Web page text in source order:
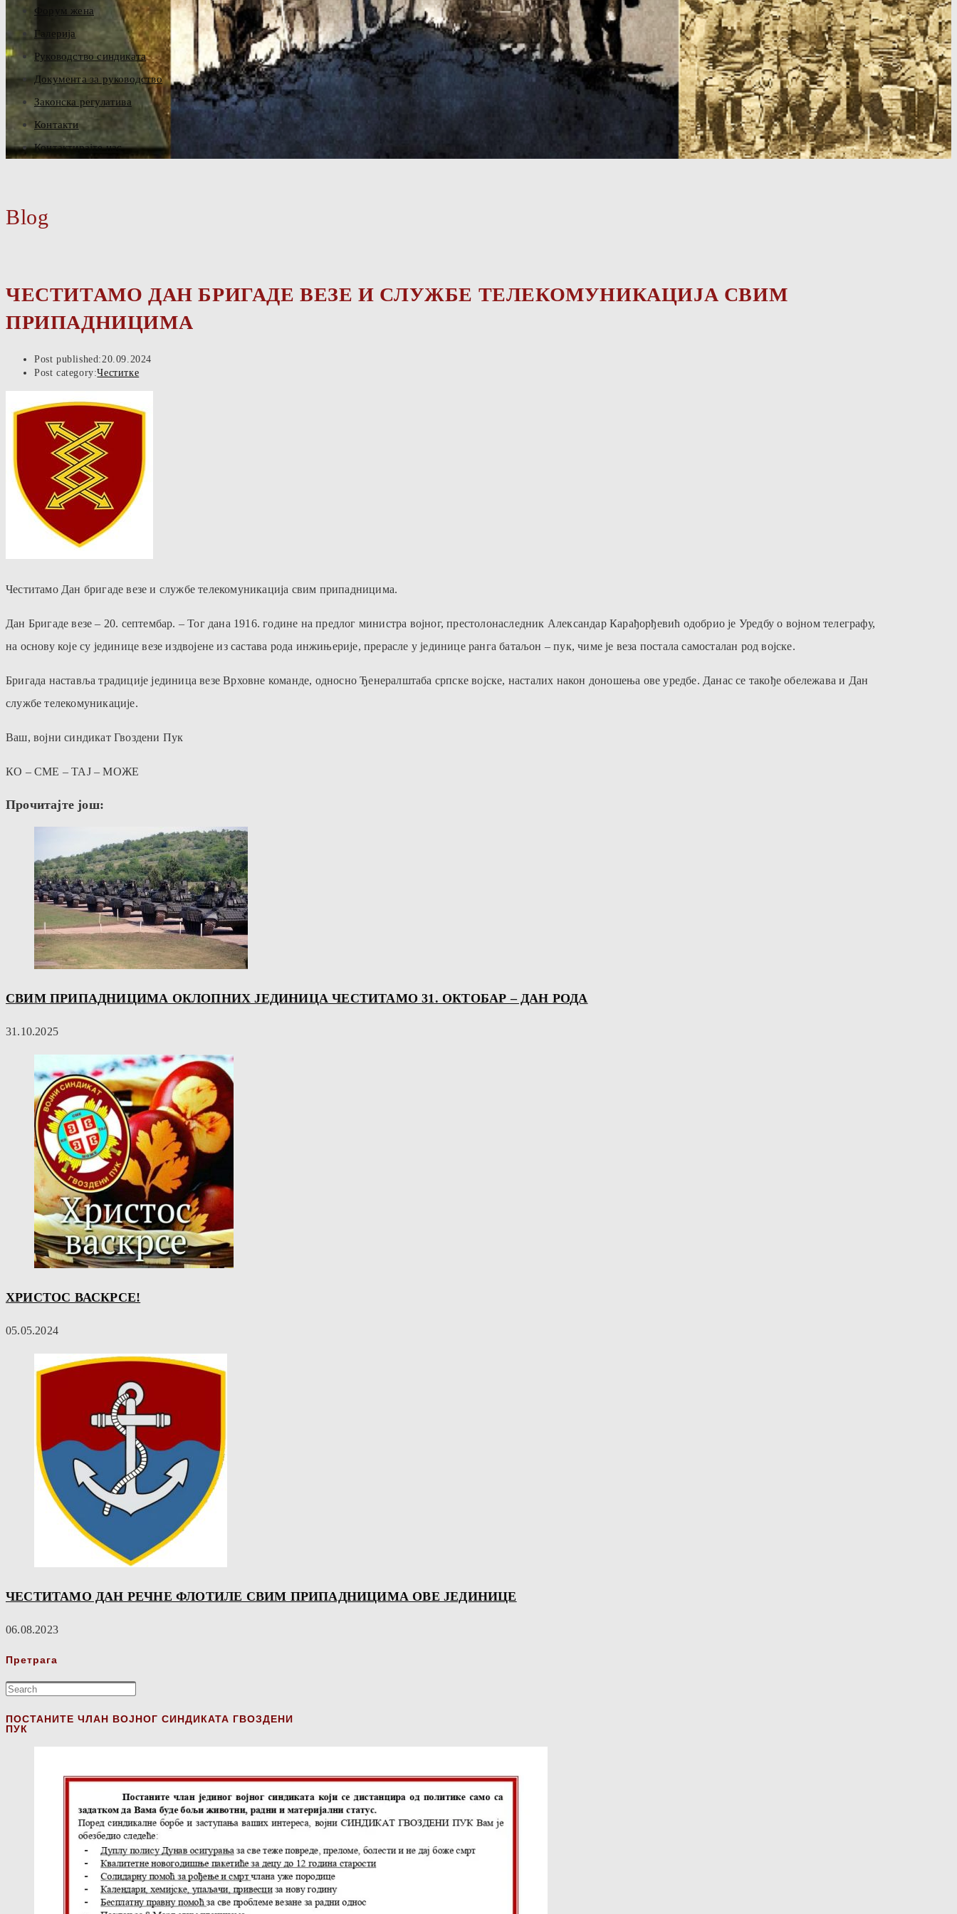
Форум жена
Галерија
Руководство синдиката
Документа за руководство
Законска регулатива
Контакти
Контактирајте нас
Blog
ЧЕСТИТАМО ДАН БРИГАДЕ ВЕЗЕ И СЛУЖБЕ ТЕЛЕКОМУНИКАЦИЈА СВИМ
ПРИПАДНИЦИМА
Post published:20.09.2024
Post category:Честитке
Честитамо Дан бригаде везе и службе телекомуникација свим припадницима.
Дан Бригаде везе – 20. септембар. – Тог дана 1916. године на предлог министра војног, престолонаследник Александар Карађорђевић одобрио је Уредбу о војном телеграфу,
на основу које су јединице везе издвојене из састава рода инжињерије, прерасле у јединице ранга батаљон – пук, чиме је веза постала самосталан род војске.
Бригада наставља традиције јединица везе Врховне команде, односно Ђенералштаба српскевојске, насталих након доношења ове уредбе. Данас се такође обележава и Дан
службе телекомуникације.
Ваш, војни синдикат Гвоздени Пук
КО – СМЕ – ТАЈ – МОЖЕ
Прочитајте још:
СВИМ ПРИПАДНИЦИМА ОКЛОПНИХ ЈЕДИНИЦА ЧЕСТИТАМО 31. ОКТОБАР – ДАН РОДА
31.10.2025
ХРИСТОС ВАСКРСЕ!
05.05.2024
ЧЕСТИТАМО ДАН РЕЧНЕ ФЛОТИЛЕ СВИМ ПРИПАДНИЦИМА ОВЕ ЈЕДИНИЦЕ
06.08.2023
Претрага
ПОСТАНИТЕ ЧЛАН ВОЈНОГ СИНДИКАТА ГВОЗДЕНИ
ПУК